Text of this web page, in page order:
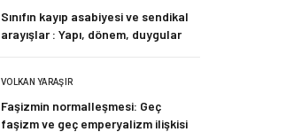
Sınıfın kayıp asabiyesi ve sendikal
arayışlar : Yapı, dönem, duygular
VOLKAN YARAŞIR
Faşizmin normalleşmesi: Geç
faşizm ve geç emperyalizm ilişkisi